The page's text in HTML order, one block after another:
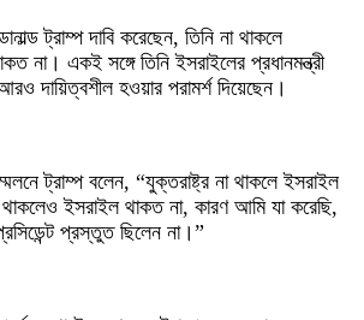
ট্রাম্প দাবি করেছেন, তিনি না থাকলে
না। একই সঙ্গে তিনি ইসরাইলের প্রধানমন্ত্রী
আরও দায়িত্বশীল হওয়ার পরামর্শ দিয়েছেন।
ট্রাম্প বলেন, “যুক্তরাষ্ট্র না থাকলে ইসরাইল
ইসরাইল থাকত না, কারণ আমি যা করেছি,
প্রস্তুত ছিলেন না।”